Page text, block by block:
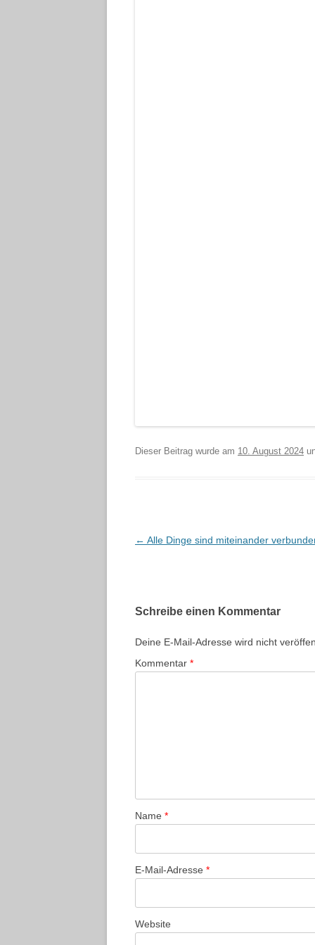
Dieser Beitrag wurde am 10. August 2024
Beitragsnavigation
← Alle Dinge sind miteinander
Schreibe einen Kommentar
Deine E-Mail-Adresse wird nicht
Kommentar *
Name *
E-Mail-Adresse *
Website